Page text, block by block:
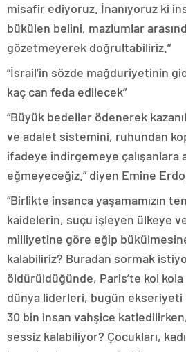
misafir ediyoruz. İnanıyoruz ki
bükülen belini, mazlumlar
gözetmeyerek doğrultabiliriz.”
“İsrail’in sözde mağduriyetinin
kaç can feda edilecek”
“Büyük bedeller ödenerek
ve adalet sistemini, ruhundan
ifadeye indirgemeye çalışanlara
eğmeyeceğiz.” diyen Emine
“Birlikte insanca yaşamamızın
kaidelerin, suçu işleyen ülkeye
milliyetine göre eğip
kalabiliriz? Buradan sormak
öldürüldüğünde, Paris’te kol
dünya liderleri, bugün ekseriyeti
30 bin insan vahşice
sessiz kalabiliyor? Çocukları,